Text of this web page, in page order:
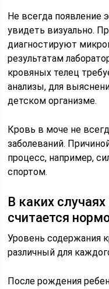
Не всегда
увидеть визуально.
диагностируют
результатам
кровяных телец
анализы, для
детском организме.
Кровь в моче не
заболеваний.
процесс, например,
спортом.
В каких
считается
Уровень содержания
различный для
После рождения